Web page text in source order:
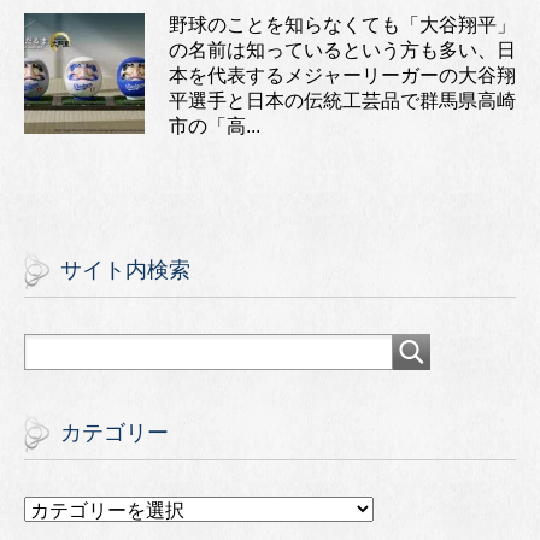
野球のことを知らなくても「大谷翔平」
の名前は知っているという方も多い、日
本を代表するメジャーリーガーの大谷翔
平選手と日本の伝統工芸品で群馬県高崎
市の「高...
サイト内検索
カテゴリー
カ